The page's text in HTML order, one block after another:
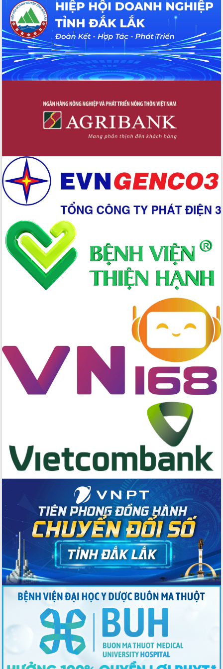
Tháo gỡ những vướng mắc, đẩy mạnh
công tác cải cách thủ tục hành chính
tại Trung tâm Phục vụ hành chính
công tỉnh
Đắk Lắk: Tôn vinh 46 giải pháp tại Hội
thi Sáng tạo Kỹ thuật 2024 - 2025
Đắk Lắk rà soát, điều chỉnh Đề án 190
Trương Công Thái kiểm tra thực địa
Dự án cao tốc Khánh Hòa - Buôn Ma
Định vị cà phê Việt Nam như một “di
Xây dựng nông thôn mới: Nâng cao đời
sống người dân từ những mô hình thiết
thực
Quyết liệt tháo gỡ vướng mắc, đẩy
nhanh tiến độ các dự án trọng điểm
trong Khu kinh tế Nam Phú Yên
Hòn Yến phát triển du lịch gắn với bảo
tồn biển
Lấy ý kiến điều chỉnh Quy hoạch tỉnh
Đắk Lắk thời kỳ 2021-2030, tầm nhìn
đến năm 2050
Phát động chiến dịch 30 ngày đêm
giải phóng mặt bằng Tuyến đường bộ
Đắk Lắk ký kết thỏa thuận hợp tác về
chuyển đổi số giai đoạn 2026 – 2030
với Tập đoàn Bưu chính Viễn thông
Việt Nam
Thứ trưởng Bộ Y tế làm việc với tỉnh
Đắk Lắk về phát triển nhân lực y tế
Tập huấn ứng dụng trí tuệ nhân tạo (AI)
trong thương mại điện tử năm 2026
trao đổi thông tin trước Kỳ họp thứ
Quyết liệt cải cách hành chính, khơi
thông nguồn lực phát triển
Nâng cao hiệu lực, hiệu quả HĐND
tỉnh thông qua hiện đại hóa hành chính
Xã Ea Phê gắn cải cách hành chính với
chuyển đổi số
Phó Chủ tịch Thường trực UBND tỉnh
Hồ Thị Nguyên Thảo làm việc tại Trung
tâm Phục vụ hành chính công xã Ea
Xây dựng nền hành chính số đồng
hành cùng nông dân dân, doanh nghiệp
Giai đoạn 2026-2030, Đắk Lắk phấn
đấu có 77% xã đạt chuẩn nông thôn